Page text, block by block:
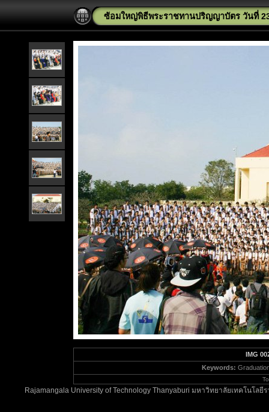
ซ้อมใหญ่พิธีพระราชทานปริญญาบัตร วันที่
IMG
Keywords:
Rajamangala University of Technology Thanyaburi มหาวิทยาลัยเทคโนโ